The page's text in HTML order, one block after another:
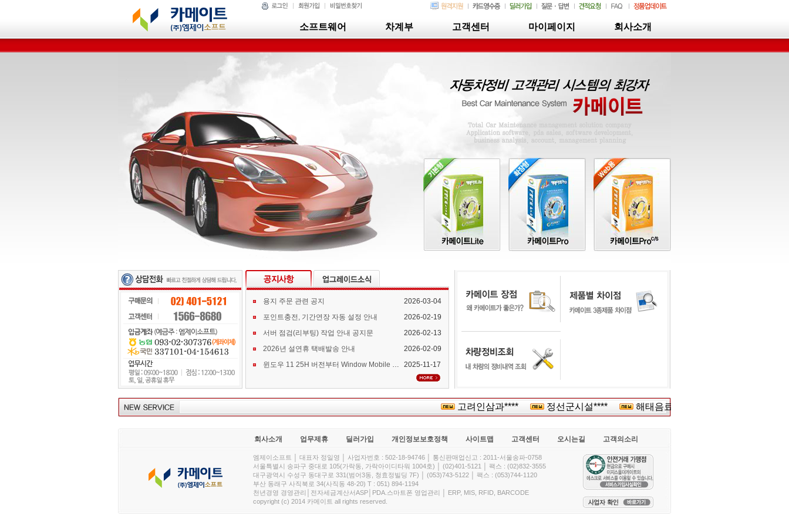
소프트웨어 차계부 고객센터 마이페이지 회사소개
용지 주문 관련 공지
2026-03-04
포인트충전, 기간연장 자동 설정 안내
2026-02-19
서버 점검(리부팅) 작업 안내 공지문
2026-02-13
2026년 설연휴 택배발송 안내
2026-02-09
윈도우 11 25H 버전부터 Window Mobile Device Center 지원 중단 안내
2025-11-17
고려인삼과**** 정선군시설**** 해태음료여****
회사소개 업무제휴 딜러가입 개인정보보호정책 사이트맵 고객센터 오시는길 고객의소리
엠제이소프트 │ 대표자 정일영 │ 사업자번호 : 502-18-94746 │ 통신판매업신고 : 2011-서울송파-0758
서울특별시 송파구 중대로 105(가락동, 가락아이디타워 1004호) │ (02)401-5121 │ 팩스 : (02)832-3555
대구광역시 수성구 동대구로 331(범어3동, 청효정빌딩 7F) │ (053)743-5122 │ 팩스 : (053)744-1120
부산 동래구 사직북로 34(사직동 48-20) T : 051) 894-1194
천년경영 경영관리│전자세금계산서ASP│PDA.스마트폰 영업관리 │ ERP, MIS, RFID, BARCODE
copyright (c) 2014 카메이트 all rights reserved.